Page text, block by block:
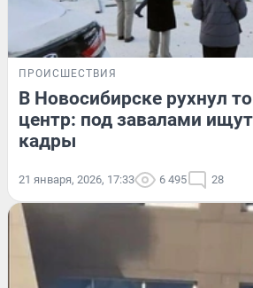
ПРОИСШЕСТВИЯ
В Новосибирске рухнул
центр: под завалами
кадры
21 января, 2026, 17:33 6 495 28